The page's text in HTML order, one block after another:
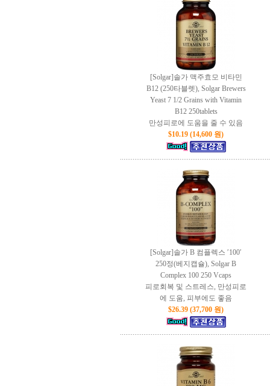
[Solgar]솔가 맥주효모 비타민
B12 (250타블렛), Solgar Brewers
Yeast 7 1/2 Grains with Vitamin
B12 250tablets
만성피로에 도움을 줄 수 있음
$10.19 (14,600 원)
[Solgar]솔가 B 컴플렉스 ′100′
250정(베지캡슐), Solgar B
Complex 100 250 Vcaps
피로회복 및 스트레스, 만성피로
에 도움, 피부에도 좋음
$26.39 (37,700 원)